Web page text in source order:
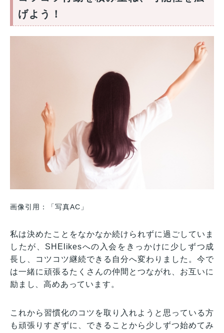
げよう！
画像引用：「写真AC」
私は決めたことをなかなか続けられずに過ごしていま
したが、SHElikesへの入会をきっかけに少しずつ成
長し、コツコツ継続できる自分へ変わりました。今で
は一緒に頑張るたくさんの仲間とつながれ、お互いに
励まし、高めあっています。
これから習慣化のコツを取り入れようと思っている方
も頑張りすぎずに、できることから少しずつ始めてみ